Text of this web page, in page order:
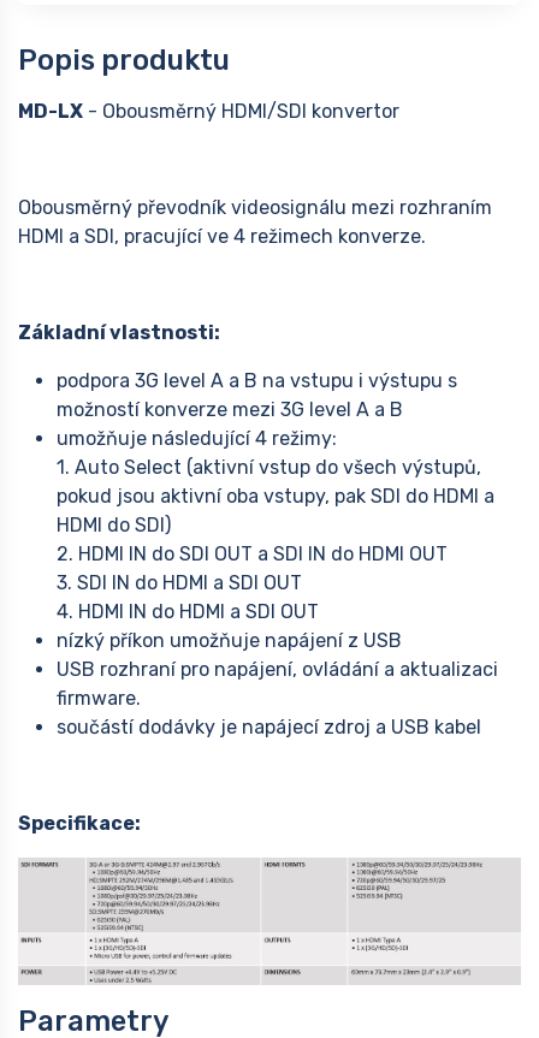
Popis produktu
MD-LX - Obousměrný HDMI/SDI konvertor
Obousměrný převodník videosignálu mezi rozhraním
HDMI a SDI, pracující ve 4 režimech konverze.
Základní vlastnosti:
podpora 3G level A a B na vstupu i výstupu s
možností konverze mezi 3G level A a B
umožňuje následující 4 režimy:
1. Auto Select (aktivní vstup do všech výstupů,
pokud jsou aktivní oba vstupy, pak SDI do HDMI a
HDMI do SDI)
2. HDMI IN do SDI OUT a SDI IN do HDMI OUT
3. SDI IN do HDMI a SDI OUT
4. HDMI IN do HDMI a SDI OUT
nízký příkon umožňuje napájení z USB
USB rozhraní pro napájení, ovládání a aktualizaci
firmware.
součástí dodávky je napájecí zdroj a USB kabel
Specifikace:
Parametry